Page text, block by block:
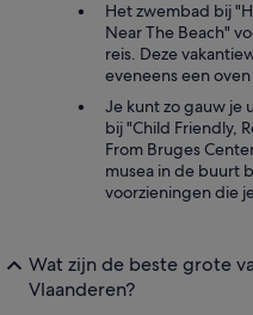
Het zwembad bij
Near The Beach"
reis. Deze
eveneens een
Je kunt zo gauw je
bij "Child Friendly,
From Bruges
musea in de buurt
voorzieningen die
Wat zijn de beste grote
Vlaanderen?